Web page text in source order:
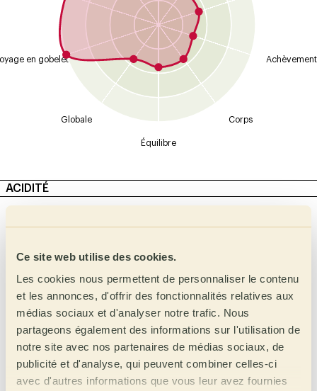
Ce site web utilise des cookies.
Les cookies nous permettent de personnaliser le contenu
et les annonces, d'offrir des fonctionnalités relatives aux
médias sociaux et d'analyser notre trafic. Nous
partageons également des informations sur l'utilisation de
notre site avec nos partenaires de médias sociaux, de
publicité et d'analyse, qui peuvent combiner celles-ci
avec d'autres informations que vous leur avez fournies
Achèvement
Corps
Équilibre
Globale
en gobelet
ACIDITÉ
Inférieure à moyenne
Moyen
Moyen Élevé Lactique
Citrique
Phosphorique
tartrique
Acétique